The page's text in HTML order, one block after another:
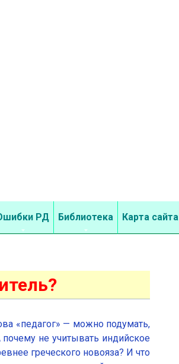
РД Библиотека Карта сайта
«педагог» — можно подумать,
не учитывать индийское
греческого новояза? И что